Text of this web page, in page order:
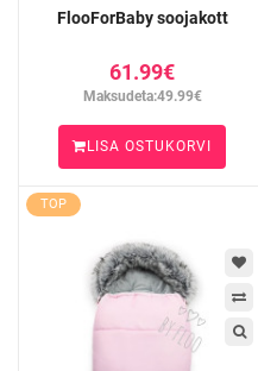
FlooForBaby soojakott
61.99€
Maksudeta:49.99€
LISA OSTUKORVI
TOP